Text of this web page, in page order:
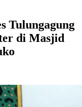
Tulungagung
di Masjid